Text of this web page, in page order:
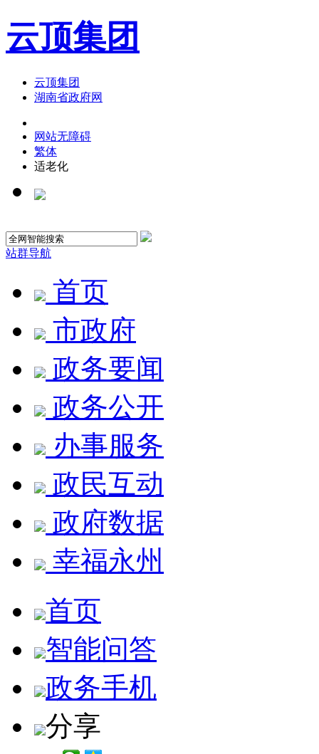
云顶集团
云顶集团
湖南省政府网
网站无障碍
繁体
适老化
站群导航
首页
市政府
政务要闻
政务公开
办事服务
政民互动
政府数据
幸福永州
首页
智能问答
政务手机
分享